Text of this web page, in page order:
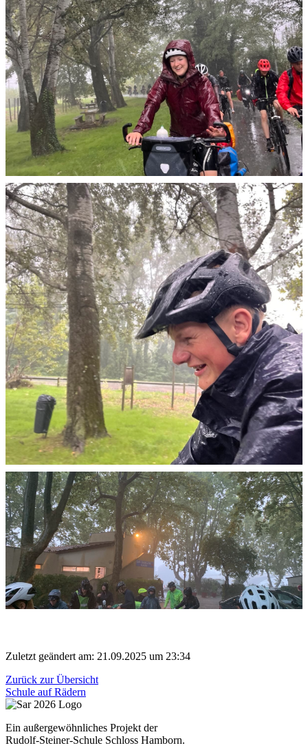
Zuletzt geändert am: 21.09.2025 um 23:34
Zurück zur Übersicht
Schule auf Rädern
Ein außergewöhnliches Projekt der
Rudolf-Steiner-Schule Schloss Hamborn.